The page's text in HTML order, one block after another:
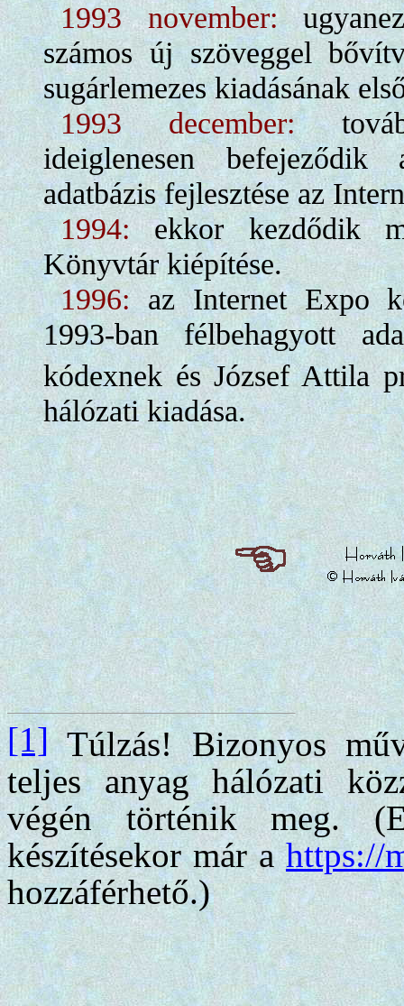
1993 november:
számos új szöveggel
sugárlemezes kiadásának
1993 december:
ideiglenesen
adatbázis fejlesztése az
1994:ekkor kezdődik
Könyvtár kiépítése.
1996:az Internet Expo
1993-ban félbehagyott
kódexnek és József Attila
hálózati kiadása.
[1]Túlzás! Bizonyos
teljes anyag hálózati
végén történik meg.
készítésekor már ahttps://
hozzáférhető.)